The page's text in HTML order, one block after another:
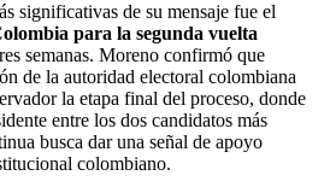
significativas de su mensaje fue el
para la segunda vuelta
semanas. Moreno confirmó que
de la autoridad electoral colombiana
la etapa final del proceso, donde
entre los dos candidatos más
busca dar una señal de apoyo
colombiano.